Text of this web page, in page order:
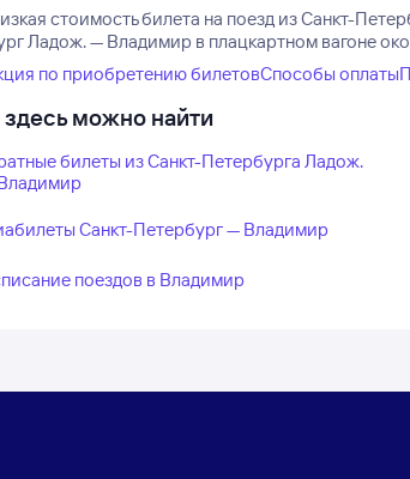
стоимость билета на поезд из Санкт-
Ладож. — Владимир в плацкартном вагоне
по приобретению билетовСпособы оплаты
можно найти
билеты из Санкт-Петербурга Ладож.
Санкт-Петербург — Владимир
поездов в Владимир